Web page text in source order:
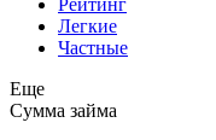
Рейтинг
Легкие
Частные
Еще
Сумма займа